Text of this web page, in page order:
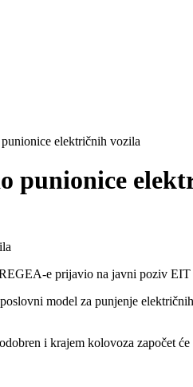
električnih vozila
punionice
e prijavio na javni poziv
model za punjenje
i krajem kolovoza započet